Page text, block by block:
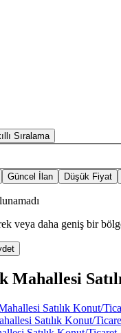
Sıralama
Güncel İlan Düşük Fiyat
veya daha geniş bir
Mahallesi
Satılık Konut/
Satılık Konut/